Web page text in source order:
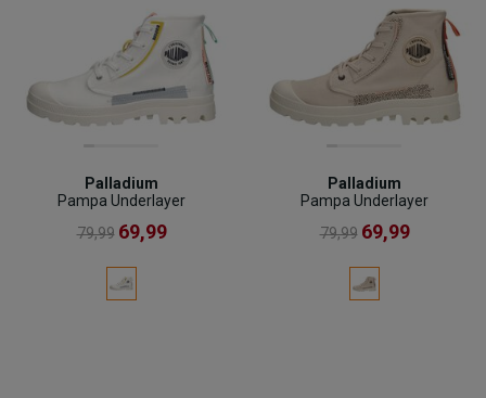
Palladium
Pampa Underlayer
79,99 69,99
Palladium
Pampa Underlayer
79,99 69,99